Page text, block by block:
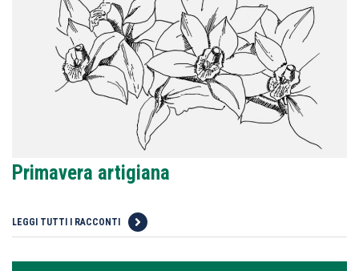
Primavera artigiana
LEGGI TUTTI I RACCONTI